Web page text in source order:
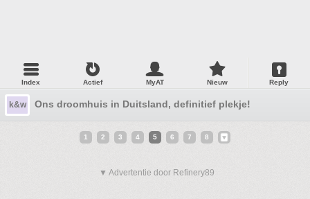
Index Actief MyAT Nieuw Reply
k&w Ons droomhuis in Duitsland, definitief plekje!
1 2 3 4 5 6 7 8
▼ Advertentie door Refinery89